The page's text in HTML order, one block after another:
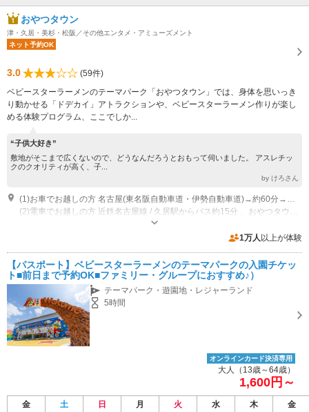
おやつタウン
津・久居・美杉・松阪／その他エンタメ・アミューズメント
ネット予約OK
3.0
(59件)
ベビースターラーメンのテーマパーク「おやつタウン」では、身体を思いっき
り動かせる「ドデカイ」アトラクションや、ベビースターラーメン作りが楽し
める体験プログラム、ここでしか...
“子供大好き”
敷地がそこまで広くないので、どうなんだろうとおもって伺いました。 アスレチッ
クのクオリティが高く、子...
by けろさん
開園時間：運営カレンダーをご確認ください。 休園日：運営カレンダーを
1万人 以上が体験
【パスポート】ベビースターラーメンのテーマパークの入園チケッ
ト■前日まで予約OK■ファミリー・グループにおすすめ♪）
テーマパーク・遊園地・レジャーランド
5時間
オンラインカード決済専用
大人（13歳～64歳）
1,600円～
金 土 日 月 火 水 木
金